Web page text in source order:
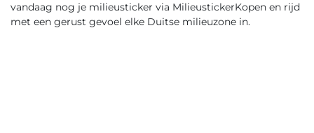
vandaag nog je milieusticker via MilieustickerKopen en rijd
met een gerust gevoel elke Duitse milieuzone in.